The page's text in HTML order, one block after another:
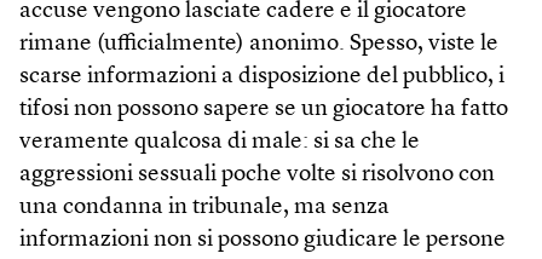
accuse vengono lasciate cadere e il giocatore
rimane (ufficialmente) anonimo. Spesso, viste le
scarse informazioni a disposizione del pubblico, i
tifosi non possono sapere se un giocatore ha fatto
veramente qualcosa di male: si sa che le
aggressioni sessuali poche volte si risolvono con
una condanna in tribunale, ma senza
informazioni non si possono giudicare le persone